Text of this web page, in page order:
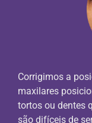
Corrigimos a
maxilares
tortos ou dentes
são difíceis de